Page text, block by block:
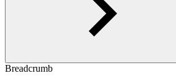
Breadcrumb